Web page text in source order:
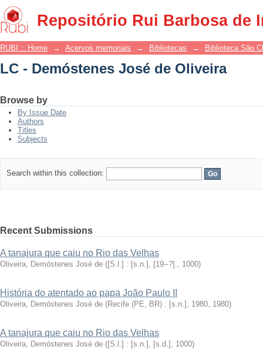
Repositório Rui Barbosa de
LC - Demóstenes José de Oliveira
RUBI :: Home → Acervos memoriais → Bibliotecas → Biblioteca São
LC - Demóstenes José de Oliveira
Browse by
By Issue Date
Authors
Titles
Subjects
Search within this collection:
Recent Submissions
A tanajura que caiu no Rio das Velhas
Oliveira, Demóstenes José de ([S.l.] : [s.n.], [19--?]., 1000)
História do atentado ao papa João Paulo II
Oliveira, Demóstenes José de (Recife (PE, BR) : [s.n.], 1980, 1980)
A tanajura que caiu no Rio das Velhas
Oliveira, Demóstenes José de ([S.l.] : [s.n.], [s.d.] , 1000)